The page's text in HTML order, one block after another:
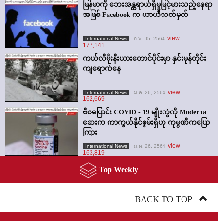
မြန်မာကို ဘေးအန္တရာယ်ရှိမှုမြင့်မားသည့်နေရာ
အဖြစ် Facebook က ယာယီသတ်မှတ်
International News ก.พ. 05, 2564 view
177,141
ကယ်လီဖိုးနီးယားတောင်ပိုင်းမှာ နှင်းမုန်တိုင်း
ကျရောက်နေ
International News ม.ค. 26, 2564 view
162,669
ဗီဇပြောင်း COVID - 19 မျိုးကွဲကို Moderna
ဆေးက ကာကွယ်နိုင်စွမ်းရှိဟု ကုမ္ပဏီကပြော
ကြား
International News ม.ค. 26, 2564 view
163,819
Top Weekly
BACK TO TOP